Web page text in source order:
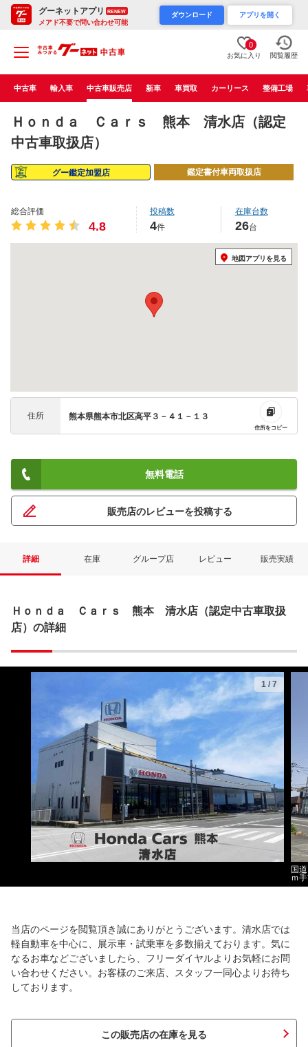
グーネットアプリ RENEW
メアド不要で問い合わせ可能
ダウンロード アプリを開く
0
お気に入り 閲覧履歴
中古車 輸入車 中古車販売店 新車 車買取 カーリース 整備工場
Ｈｏｎｄａ Ｃａｒｓ 熊本 清水店（認定
中古車取扱店）
グー鑑定加盟店 鑑定書付車両取扱店
総合評価
4.8
投稿数
4件
在庫台数
26台
地図アプリを見る
住所 熊本県熊本市北区高平３－４１－１３
住所をコピー
無料電話
ネット予約でキャンペーンに応募しよ
販売店のレビューを投稿する
詳細 在庫 グループ店 レビュー 販売実績
Ｈｏｎｄａ Ｃａｒｓ 熊本 清水店（認定中古車取扱
店）の詳細
1 / 7
国
ｍ
当店のページを閲覧頂き誠にありがとうございます。清水店では
軽自動車を中心に、展示車・試乗車を多数揃えております。気に
なるお車などございましたら、フリーダイヤルよりお気軽にお問
い合わせください。お客様のご来店、スタッフ一同心よりお待ち
しております。
この販売店の在庫を見る